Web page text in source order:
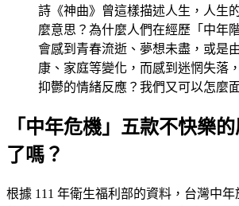
詩《神曲》曾這樣描述人生，人生
麼意思？為什麼人們在經歷「中年
會感到青春流逝、夢想未盡，或是
康、家庭等變化，而感到迷惘失落
抑鬱的情緒反應？我們又可以怎麼
「中年危機」五款不快樂
了嗎？
根據 111 年衛生福利部的資料，台灣中年